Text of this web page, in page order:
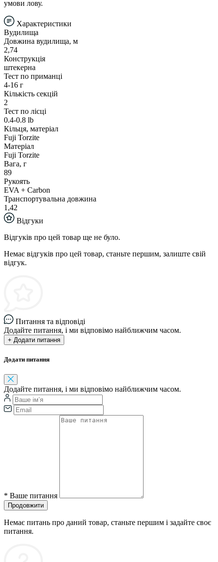
умови лову.
Характеристики
Вудилища
Довжина вудилища, м
2,74
Конструкція
штекерна
Тест по приманці
4-16 г
Кількість секцій
2
Тест по лісці
0.4-0.8 lb
Кільця, матеріал
Fuji Torzite
Матеріал
Fuji Torzite
Вага, г
89
Рукоять
EVA + Carbon
Транспортувальна довжина
1,42
Відгуки
Відгуків про цей товар ще не було.
Немає відгуків про цей товар, станьте першим, залиште свій
відгук.
Питання та відповіді
Додайте питання, і ми відповімо найближчим часом.
+ Додати питання
Додати питання
Додайте питання, і ми відповімо найближчим часом.
* Ваше питання
Продовжити
Немає питань про даний товар, станьте першим і задайте своє
питання.